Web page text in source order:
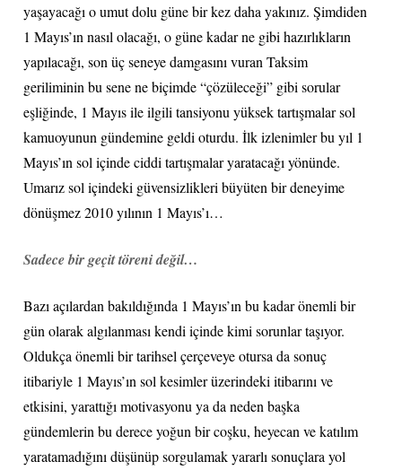
yaşayacağı o umut dolu güne bir kez daha yakınız. Şimdiden
1 Mayıs’ın nasıl olacağı, o güne kadar ne gibi hazırlıkların
yapılacağı, son üç seneye damgasını vuran Taksim
geriliminin bu sene ne biçimde “çözüleceği” gibi sorular
eşliğinde, 1 Mayıs ile ilgili tansiyonu yüksek tartışmalar sol
kamuoyunun gündemine geldi oturdu. İlk izlenimler bu yıl 1
Mayıs’ın sol içinde ciddi tartışmalar yaratacağı yönünde.
Umarız sol içindeki güvensizlikleri büyüten bir deneyime
dönüşmez 2010 yılının 1 Mayıs’ı…
Sadece bir geçit töreni değil…
Bazı açılardan bakıldığında 1 Mayıs’ın bu kadar önemli bir
gün olarak algılanması kendi içinde kimi sorunlar taşıyor.
Oldukça önemli bir tarihsel çerçeveye otursa da sonuç
itibariyle 1 Mayıs’ın sol kesimler üzerindeki itibarını ve
etkisini, yarattığı motivasyonu ya da neden başka
gündemlerin bu derece yoğun bir coşku, heyecan ve katılım
yaratamadığını düşünüp sorgulamak yararlı sonuçlara yol